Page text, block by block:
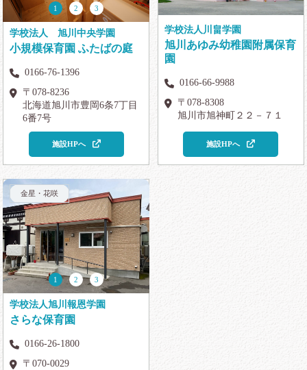
1 2 3
学校法人 旭川中央学園
小規模保育園 ふたばの庭
0166-76-1396
〒078-8236
北海道旭川市豊岡6条7丁目
6番7号
施設HPへ
学校法人川畠学園
旭川あゆみ幼稚園附属保育
園
0166-66-9988
〒078-8308
旭川市旭神町２２－７１
施設HPへ
金星・花咲
1 2 3
学校法人旭川報恩学園
さらな保育園
0166-26-1800
〒070-0029